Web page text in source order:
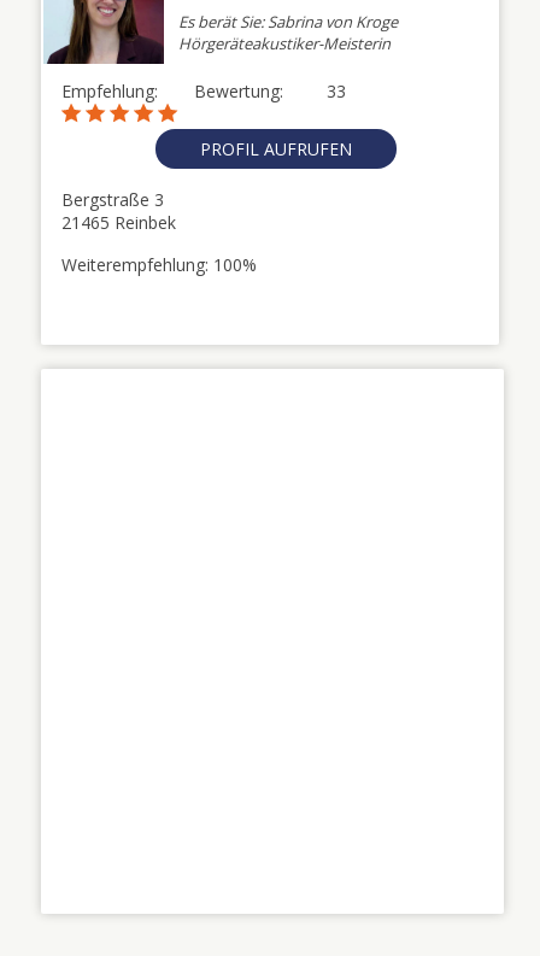
Es berät Sie: Sabrina von Kroge
Hörgeräteakustiker-Meisterin
Empfehlung: 33
Bewertung:
PROFIL AUFRUFEN
Bergstraße 3
21465 Reinbek
Weiterempfehlung: 100%